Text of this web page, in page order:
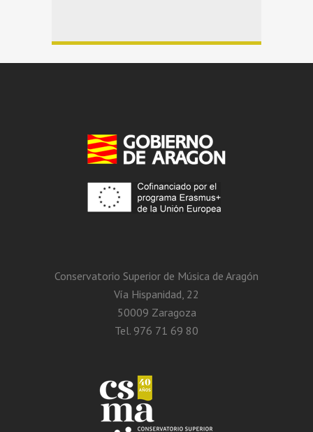
Conservatorio Superior de Música de Aragón
Vía Hispanidad, 22
50009 Zaragoza
Tel. 976 71 69 80